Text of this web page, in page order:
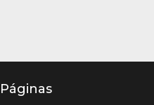
Páginas